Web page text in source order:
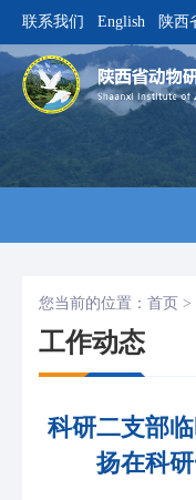
联系我们 English 陕西
您当前的位置： 首页 >
工作动态
科研二支部
扬在科